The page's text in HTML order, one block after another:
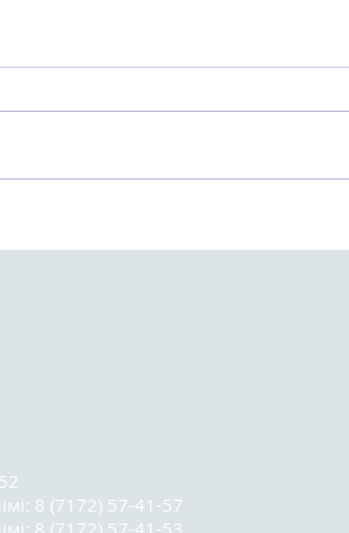
8 (7172) 57-41-57
8 (7172) 57-41-53